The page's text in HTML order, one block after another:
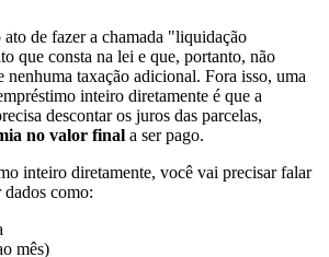
de fazer a chamada "liquidação
que consta na lei e que, portanto, não
nenhuma taxação adicional. Fora isso, uma
inteiro diretamente é que a
descontar os juros das parcelas,
no valor final a ser pago.
inteiro diretamente, você vai precisar falar
dados como:
mês)